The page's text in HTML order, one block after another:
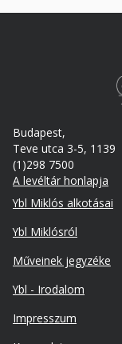
Budapest,
Teve utca 3-5, 1139
(1)298 7500
A levéltár honlapja
Footer
Ybl Miklós alkotásai
Ybl Miklósról
Műveinek jegyzéke
Ybl - Irodalom
Lábléc
másodlagos
Impresszum